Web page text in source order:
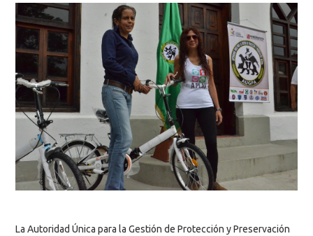
La Autoridad Única para la Gestión de Protección y Preservación